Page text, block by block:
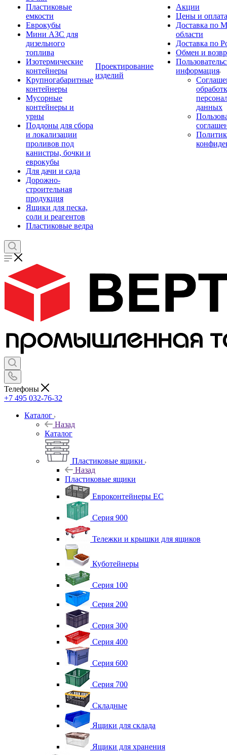
Пластиковые
емкости
Еврокубы
Мини АЗС для
дизельного
топлива
Изотермические
контейнеры
Крупногабаритные
контейнеры
Мусорные
контейнеры и
урны
Поддоны для сбора
и локализации
проливов под
канистры, бочки и
еврокубы
Для дачи и сада
Дорожно-
строительная
продукция
Ящики для песка,
соли и реагентов
Пластиковые ведра
Проектирование
изделий
Акции
Цены и оплата
Доставка по
области
Доставка по
Обмен и
информация
данных
Телефоны
+7 495 032-76-32
Каталог
Назад
Каталог
Пластиковые ящики
Назад
Пластиковые ящики
Евроконтейнеры ЕС
Серия 900
Тележки и крышки для ящиков
Куботейнеры
Серия 100
Серия 200
Серия 300
Серия 400
Серия 600
Серия 700
Складные
Ящики для склада
Ящики для хранения